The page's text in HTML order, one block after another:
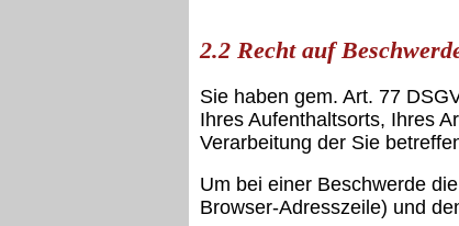
2.2 Recht auf
Sie haben gem. Art. 77
Ihres Aufenthaltsorts, Ihres
Verarbeitung der Sie
Um bei einer Beschwerde
Browser-Adresszeile) und